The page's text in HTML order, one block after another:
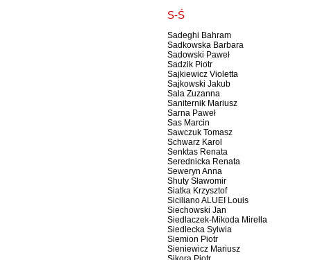
S-Ś
Sadeghi Bahram
Sadkowska Barbara
Sadowski Paweł
Sadzik Piotr
Sajkiewicz Violetta
Sajkowski Jakub
Sala Zuzanna
Saniternik Mariusz
Sarna Paweł
Sas Marcin
Sawczuk Tomasz
Schwarz Karol
Senktas Renata
Serednicka Renata
Seweryn Anna
Shuty Sławomir
Siatka Krzysztof
Siciliano ALUEI Louis
Siechowski Jan
Siedlaczek-Mikoda Mirella
Siedlecka Sylwia
Siemion Piotr
Sieniewicz Mariusz